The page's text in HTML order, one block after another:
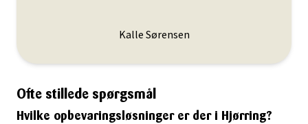
Kalle Sørensen
Ofte stillede spørgsmål
Hvilke opbevaringsløsninger er der i Hjørring?